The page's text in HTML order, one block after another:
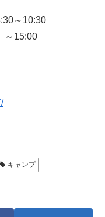
～10:30
～15:00
キャンプ